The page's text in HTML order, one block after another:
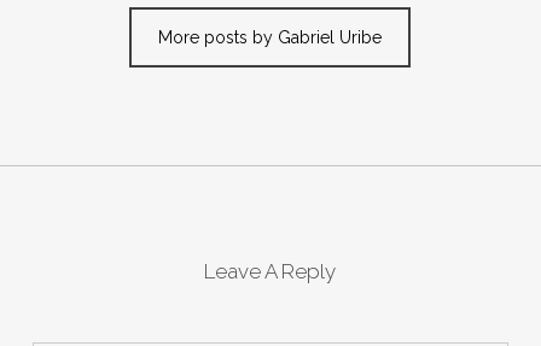
More posts by Gabriel Uribe
Leave A Reply